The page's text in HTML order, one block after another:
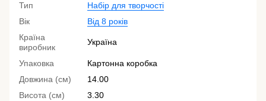
Тип
Набір для творчості
Вік
Від 8 років
Країна
виробник
Україна
Упаковка
Картонна коробка
Довжина (см)
14.00
Висота (см)
3.30